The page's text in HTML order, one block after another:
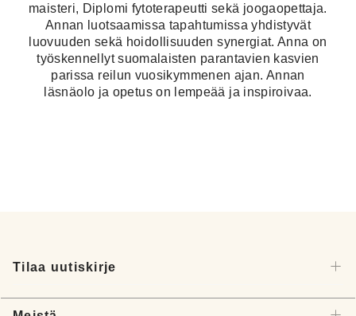
maisteri, Diplomi fytoterapeutti sekä joogaopettaja.
Annan luotsaamissa tapahtumissa yhdistyvät
luovuuden sekä hoidollisuuden synergiat. Anna on
työskennellyt suomalaisten parantavien kasvien
parissa reilun vuosikymmenen ajan. Annan
läsnäolo ja opetus on lempeää ja inspiroivaa.
Tilaa uutiskirje